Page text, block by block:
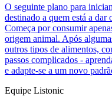
O seguinte plano para
destinado a quem está a dar
Começa por consumir
origem animal. Após
outros tipos de alimentos,
passos complicados -
e adapte-se a um novo
Equipe Listonic